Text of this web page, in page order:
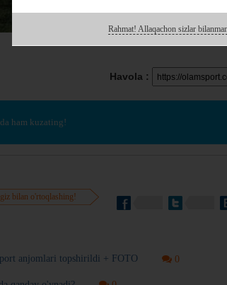
Havola :
da ham kuzating!
bilan o'rtoqlashing!
anjomlari topshirildi + FOTO 0
Rahmat! Allaqachon sizlar